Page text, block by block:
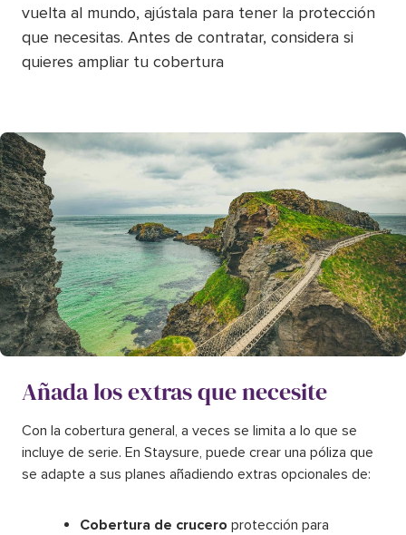
vuelta al mundo, ajústala para tener la protección
que necesitas. Antes de contratar, considera si
quieres ampliar tu cobertura
Añada los extras que necesite
Con la cobertura general, a veces se limita a lo que se
incluye de serie. En Staysure, puede crear una póliza que
se adapte a sus planes añadiendo extras opcionales de:
Cobertura de crucero protección para